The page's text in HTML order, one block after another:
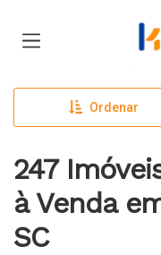
Ordenar
247
à Venda
SC